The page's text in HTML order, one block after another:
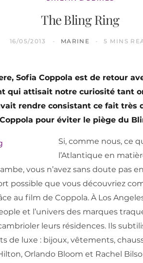
The Bling Ring
16/05/2013 MARINE 5 MINS
Sofia Coppola est de retour
qui attisait notre curiosité tant
rendre consistant ce fait très
pour éviter le piège du
Si, comme nous, ce
l’Atlantique en
vous n’avez sans doute pas
possible que vous découvriez
au film de Coppola. À Los
et l’univers des marques
leurs résidences. Ils
de luxe : bijoux, vêtements,
Orlando Bloom et Rachel